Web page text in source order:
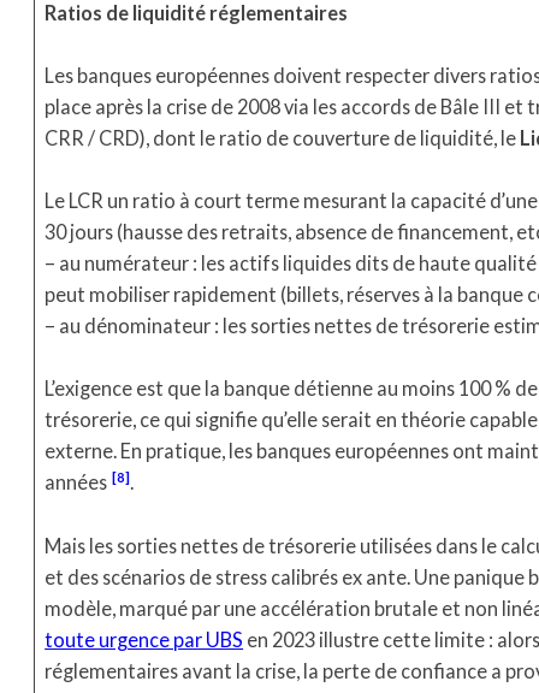
Ratios de liquidité réglementaires
Les banques européennes doivent respecter divers
place après la crise de 2008 via les accords de Bâle III et
CRR / CRD), dont le ratio de couverture de liquidité, le
Le LCR un ratio à court terme mesurant la capacité
30 jours (hausse des retraits, absence de financement,
– au numérateur : les actifs liquides dits de haute qualité
peut mobiliser rapidement (billets, réserves à la banque
– au dénominateur : les sorties nettes de trésorerie
L’exigence est que la banque détienne au moins 100 %
trésorerie, ce qui signifie qu’elle serait en théorie
externe. En pratique, les banques européennes ont
années 8 .
Mais les sorties nettes de trésorerie utilisées dans le
et des scénarios de stress calibrés ex ante. Une
modèle, marqué par une accélération brutale et non
toute urgence par UBS en 2023 illustre cette limite :
réglementaires avant la crise, la perte de confiance a